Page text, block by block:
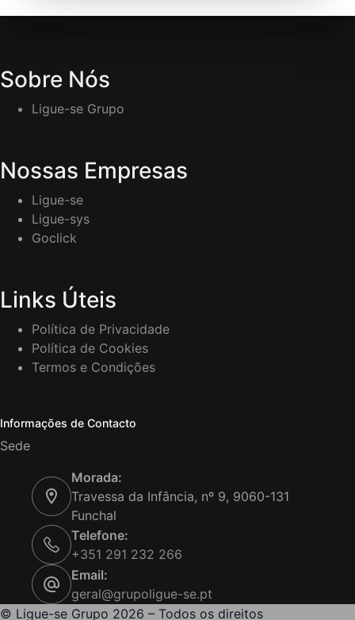
Sobre Nós
Ligue-se Grupo
Nossas Empresas
Ligue-se
Ligue-sys
Goclick
Links Úteis
Política de Privacidade
Política de Cookies
Termos e Condições
Informações de Contacto
Sede
Morada:
Travessa da Infância, nº 9, 9060-131
Funchal
Telefone:
+351 291 232 266
Email:
geral@grupoligue-se.pt
© Ligue-se Grupo 2026 – Todos os direitos